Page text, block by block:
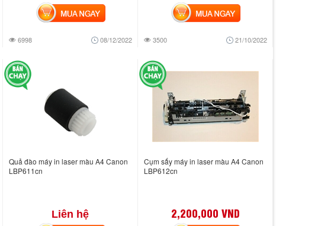
6998 08/12/2022
MUA NGAY
3500 21/10/2022
MUA NGAY
Quả đào máy in laser màu A4 Canon
LBP611cn
Liên hệ
Cụm sấy máy in laser màu A4 Canon
LBP612cn
2,200,000 VND